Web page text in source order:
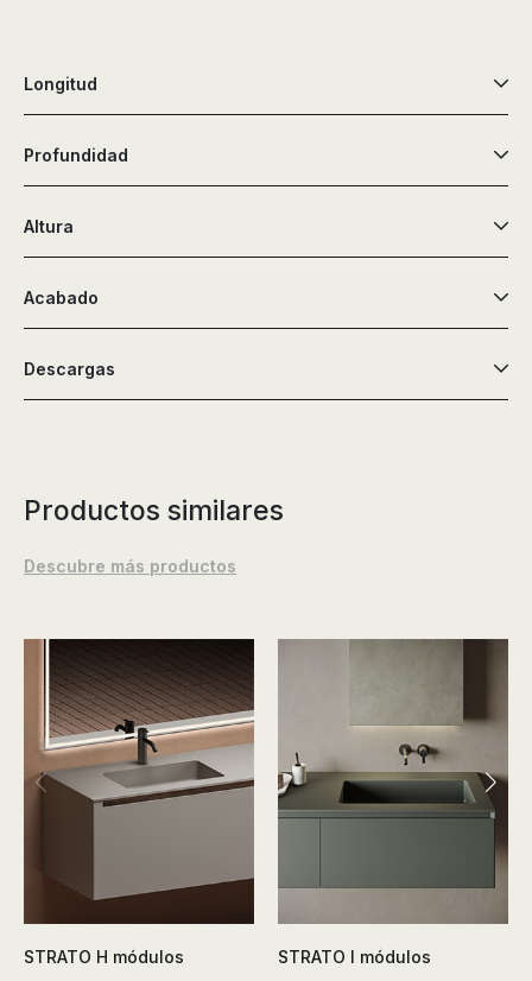
Longitud
Profundidad
Altura
Acabado
Descargas
Productos similares
Descubre más productos
STRATO H módulos STRATO I módulos